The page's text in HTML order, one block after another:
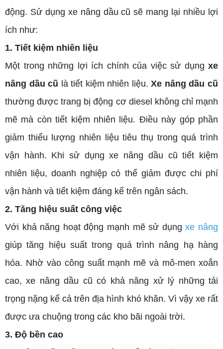
động. Sử dụng xe nâng dầu cũ sẽ mang lại nhiều lợi
ích như:
1. Tiết kiệm nhiên liệu
Một trong những lợi ích chính của việc sử dụng xe
nâng dầu cũ là tiết kiệm nhiên liệu.Xe nâng dầu cũ
thường được trang bị động cơ diesel không chỉ mạnh
mẽ mà còn tiết kiệm nhiên liệu. Điều này góp phần
giảm thiểu lượng nhiên liệu tiêu thụ trong quá trình
vận hành. Khi sử dụng xe nâng dầu cũ tiết kiệm
nhiên liệu, doanh nghiệp có thể giảm được chi phí
vận hành và tiết kiệm đáng kể trên ngân sách.
2. Tăng hiệu suất công việc
Với khả năng hoạt động mạnh mẽ sử dụngxe nâng
giúp tăng hiệu suất trong quá trình nâng hạ hàng
hóa. Nhờ vào công suất mạnh mẽ và mô-men xoắn
cao, xe nâng dầu cũ có khả năng xử lý những tải
trọng nặng kể cả trên địa hình khó khăn. Vì vậy xe rất
được ưa chuộng trong các kho bãi ngoài trời.
3. Độ bền cao